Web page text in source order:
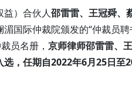
益）合伙人邵雷雷、王冠舜、
国际仲裁院颁发的“仲裁员
员名册， 京师律师邵雷雷、
，任期自2022年6月25日至